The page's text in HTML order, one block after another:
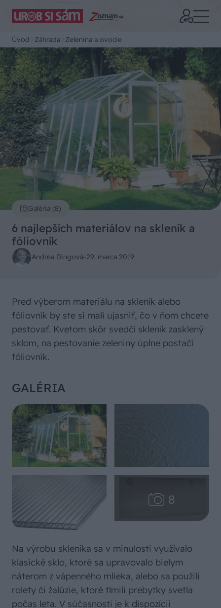
Úvod Záhrada Zelenina a ovocie
Galéria (8)
6 najlepších materiálov na skleník a
fóliovník
Andrea Dingová-29. marca 2019
Pred výberom materiálu na skleník alebo
fóliovník by ste si mali ujasniť, čo v ňom chcete
pestovať. Kvetom skôr svedčí skleník zasklený
sklom, na pestovanie zeleniny úplne postačí
fóliovník.
GALÉRIA
Na výrobu skleníka sa v minulosti využívalo
klasické sklo, ktoré sa upravovalo bielym
náterom z vápenného mlieka, alebo sa použili
rolety či žalúzie, ktoré tlmili prebytky svetla
počas leta. V súčasnosti je k dispozícii